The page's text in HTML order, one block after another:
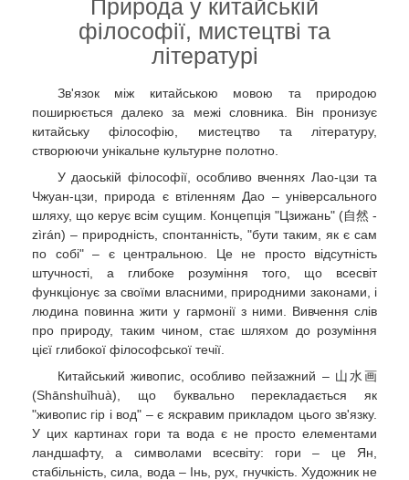
Природа у китайській
філософії, мистецтві та
літературі
Зв'язок між китайською мовою та природою
поширюється далеко за межі словника. Він пронизує
китайську філософію, мистецтво та літературу,
створюючи унікальне культурне полотно.
У даоській філософії, особливо вченнях Лао-цзи та
Чжуан-цзи, природа є втіленням Дао – універсального
шляху, що керує всім сущим. Концепція "Цзижань" (自然 -
zìrán) – природність, спонтанність, "бути таким, як є сам
по собі" – є центральною. Це не просто відсутність
штучності, а глибоке розуміння того, що всесвіт
функціонує за своїми власними, природними законами, і
людина повинна жити у гармонії з ними. Вивчення слів
про природу, таким чином, стає шляхом до розуміння
цієї глибокої філософської течії.
Китайський живопис, особливо пейзажний – 山水画
(Shānshuǐhuà), що буквально перекладається як
"живопис гір і вод" – є яскравим прикладом цього зв'язку.
У цих картинах гори та вода є не просто елементами
ландшафту, а символами всесвіту: гори – це Ян,
стабільність, сила, вода – Інь, рух, гнучкість. Художник не